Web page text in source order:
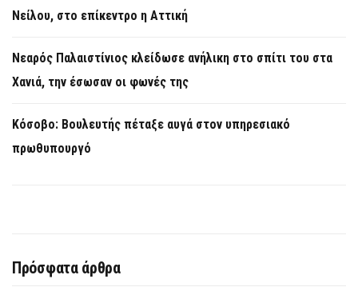
Νείλου, στο επίκεντρο η Αττική
Νεαρός Παλαιστίνιος κλείδωσε ανήλικη στο σπίτι του στα
Χανιά, την έσωσαν οι φωνές της
Κόσοβο: Βουλευτής πέταξε αυγά στον υπηρεσιακό
πρωθυπουργό
Πρόσφατα άρθρα